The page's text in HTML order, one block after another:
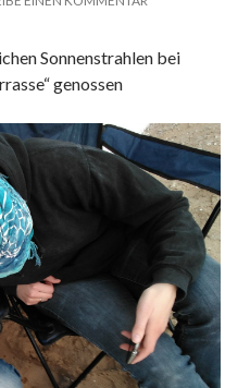
Sonnenstrahlen bei
genossen